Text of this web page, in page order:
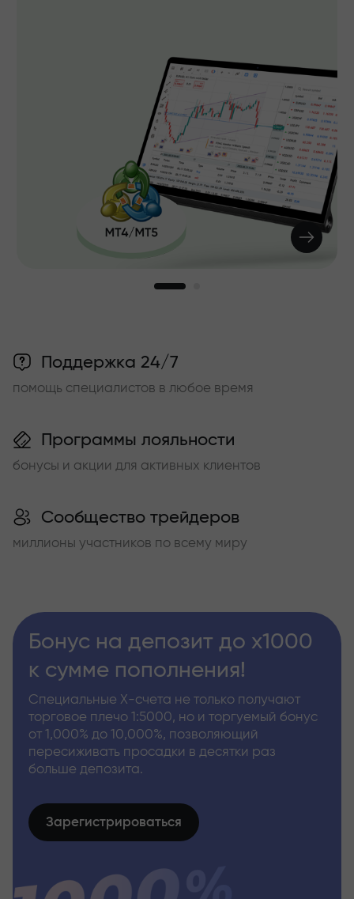
Поддержка 24/7
помощь специалистов в любое время
Программы лояльности
бонусы и акции для активных клиентов
Сообщество трейдеров
миллионы участников по всему миру
Бонус на депозит до х1000
к сумме пополнения!
Специальные Х-счета не только получают
торговое плечо 1:5000, но и торгуемый бонус
от 1,000% до 10,000%, позволяющий
пересиживать просадки в десятки раз
больше депозита.
Зарегистрироваться